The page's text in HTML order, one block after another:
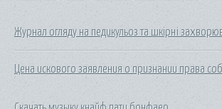
Журнал огляду на педикульоз та шкірні
Цена искового заявления о признании права